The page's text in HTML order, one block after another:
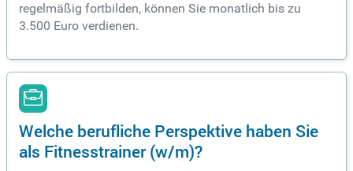
regelmäßig fortbilden, können Sie monatlich bis zu
3.500 Euro verdienen.
Welche berufliche Perspektive haben Sie
als Fitnesstrainer (w/m)?